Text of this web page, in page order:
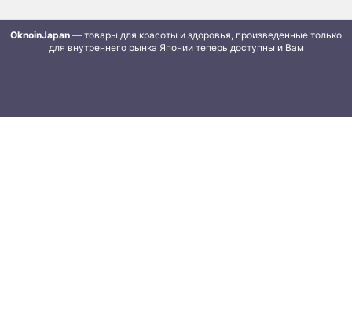
OknoinJapan — товары для красоты и здоровья, произведенные только
для внутреннего рынка Японии теперь доступны и Вам